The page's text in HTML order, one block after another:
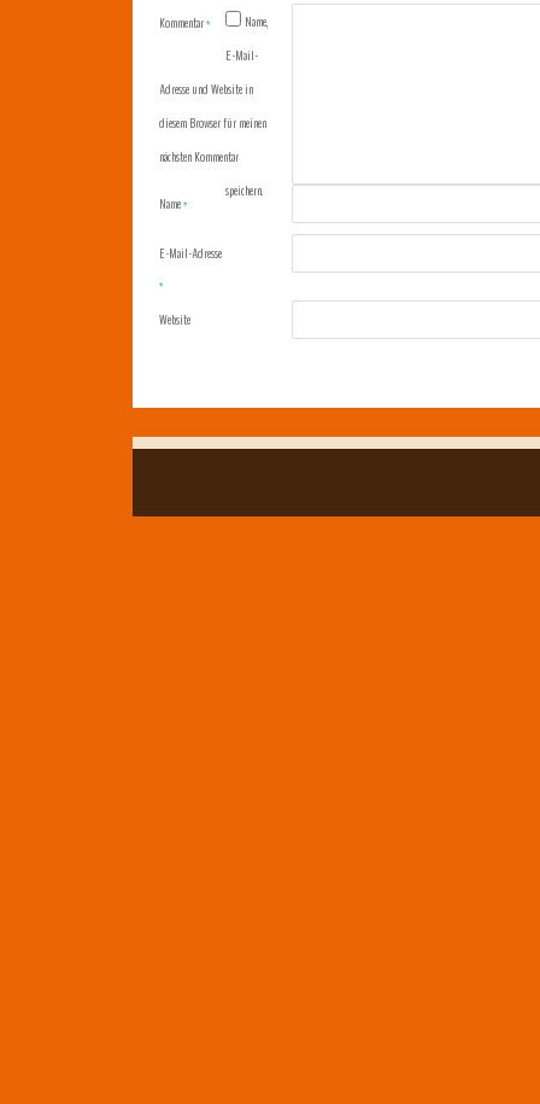
Kommentar*
Name*
E-Mail-Adresse
*
Website
Name,
E-Mail-
Adresse und Website in
diesem Browser für meinen
nächsten Kommentar
speichern.